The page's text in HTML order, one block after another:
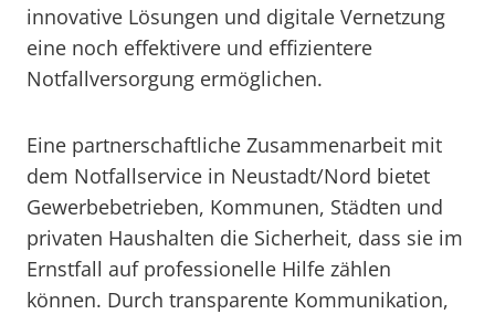
innovative Lösungen und digitale Vernetzung
eine noch effektivere und effizientere
Notfallversorgung ermöglichen.
Eine partnerschaftliche Zusammenarbeit mit
dem Notfallservice in Neustadt/Nord bietet
Gewerbebetrieben, Kommunen, Städten und
privaten Haushalten die Sicherheit, dass sie im
Ernstfall auf professionelle Hilfe zählen
können. Durch transparente Kommunikation,